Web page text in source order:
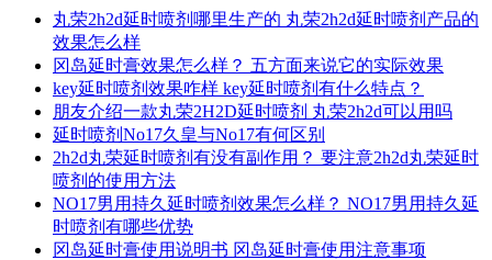
丸荣2h2d延时喷剂哪里生产的 丸荣2h2d延时喷剂产品的
效果怎么样
冈岛延时膏效果怎么样？ 五方面来说它的实际效果
key延时喷剂效果咋样 key延时喷剂有什么特点？
朋友介绍一款丸荣2H2D延时喷剂 丸荣2h2d可以用吗
延时喷剂No17久皇与No17有何区别
2h2d丸荣延时喷剂有没有副作用？ 要注意2h2d丸荣延时
喷剂的使用方法
NO17男用持久延时喷剂效果怎么样？ NO17男用持久延
时喷剂有哪些优势
冈岛延时膏使用说明书 冈岛延时膏使用注意事项